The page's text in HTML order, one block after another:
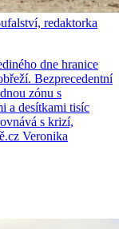
redaktorka
dne hranice
Bezprecedentní
zónu s
a desítkami tisíc
s krizí,
Veronika